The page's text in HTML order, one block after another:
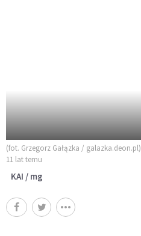
(fot. Grzegorz Gałązka / galazka.deon.pl)
11 lat temu
KAI / mg